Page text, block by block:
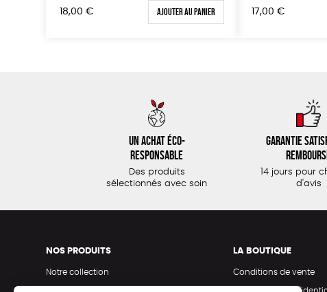
18,00 € Ajouter au panier 17,00 €
Un achat éco-
responsable
Des produits
sélectionnés avec soin
Garantie
14 jours pour
d'avis
NOS PRODUITS
Notre collection
LA BOUTIQUE
Conditions de vente